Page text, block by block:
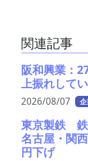
関連記事
阪和興業：
上振れして
2026/08/07
東京製鉄 鉄
名古屋・関
円下げ